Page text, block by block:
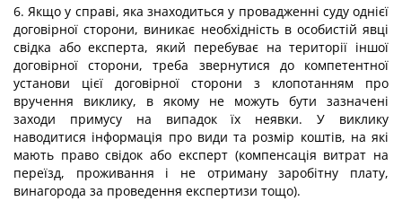
6. Якщо у справі, яка знаходиться у провадженні суду однієї
договірної сторони, виникає необхідність в особистій явці
свідка або експерта, який перебуває на території іншої
договірної сторони, треба звернутися до компетентної
установи цієї договірної сторони з клопотанням про
вручення виклику, в якому не можуть бути зазначені
заходи примусу на випадок їх неявки. У виклику
наводитися інформація про види та розмір коштів, на які
мають право свідок або експерт (компенсація витрат на
переїзд, проживання і не отриману заробітну плату,
винагорода за проведення експертизи тощо).